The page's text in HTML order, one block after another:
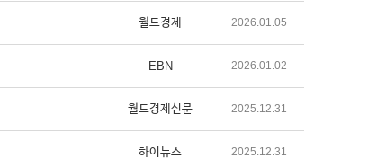
월드경제 2026.01.05
EBN 2026.01.02
월드경제신문 2025.12.31
하이뉴스 2025.12.31